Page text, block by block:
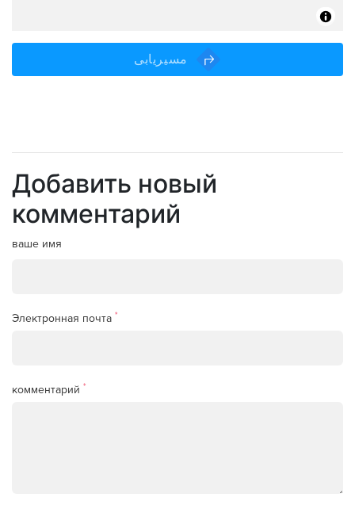
مسیریابی
Добавить новый
комментарий
ваше имя
Электронная почта *
комментарий *